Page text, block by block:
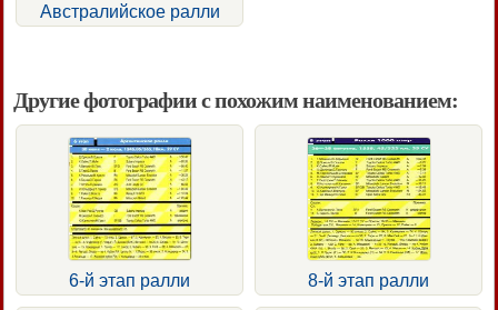
Австралийское ралли
Другие фотографии с похожим наименованием:
6-й этап ралли 8-й этап ралли